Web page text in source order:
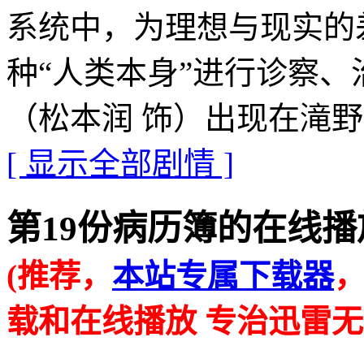
系统中，为理想与现实
种“人类本身”进行诊察
（松本润 饰）出现在滝
[ 显示全部剧情 ]
第19份病历簿的在线播
(推荐， 本站专属下载器
载和在线播放 专治迅雷